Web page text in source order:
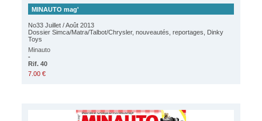
MINAUTO mag'
No33 Juillet / Août 2013
Dossier Simca/Matra/Talbot/Chrysler, nouveautés, reportages, Dinky
Toys
Minauto
-
Rif. 40
7.00 €